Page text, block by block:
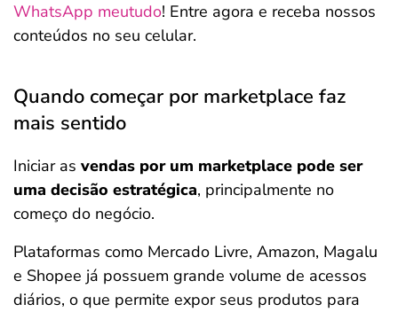
WhatsApp meutudo! Entre agora e receba nossos
conteúdos no seu celular.
Quando começar por marketplace faz
mais sentido
Iniciar as vendas por um marketplace pode ser
uma decisão estratégica, principalmente no
começo do negócio.
Plataformas como Mercado Livre, Amazon, Magalu
e Shopee já possuem grande volume de acessos
diários, o que permite expor seus produtos para